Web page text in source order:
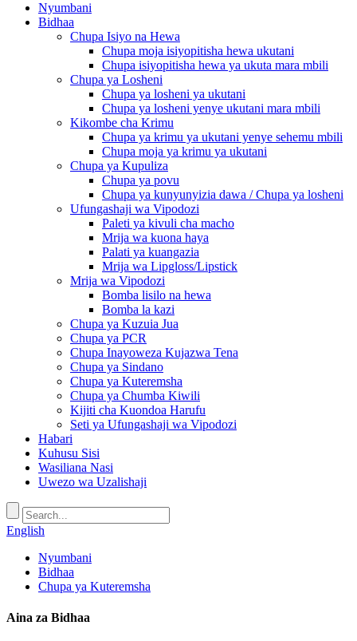
Nyumbani
Bidhaa
Chupa Isiyo na Hewa
Chupa moja isiyopitisha hewa ukutani
Chupa isiyopitisha hewa ya ukuta mara mbili
Chupa ya Losheni
Chupa ya losheni ya ukutani
Chupa ya losheni yenye ukutani mara mbili
Kikombe cha Krimu
Chupa ya krimu ya ukutani yenye sehemu mbili
Chupa moja ya krimu ya ukutani
Chupa ya Kupuliza
Chupa ya povu
Chupa ya kunyunyizia dawa / Chupa ya losheni
Ufungashaji wa Vipodozi
Paleti ya kivuli cha macho
Mrija wa kuona haya
Palati ya kuangazia
Mrija wa Lipgloss/Lipstick
Mrija wa Vipodozi
Bomba lisilo na hewa
Bomba la kazi
Chupa ya Kuzuia Jua
Chupa ya PCR
Chupa Inayoweza Kujazwa Tena
Chupa ya Sindano
Chupa ya Kuteremsha
Chupa ya Chumba Kiwili
Kijiti cha Kuondoa Harufu
Seti ya Ufungashaji wa Vipodozi
Habari
Kuhusu Sisi
Wasiliana Nasi
Uwezo wa Uzalishaji
English
Nyumbani
Bidhaa
Chupa ya Kuteremsha
Aina za Bidhaa